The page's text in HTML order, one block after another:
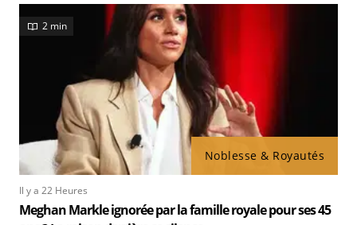
Noblesse & Royautés
2 min
Il y a 22 Heures
Meghan Markle ignorée par la famille royale pour ses 45